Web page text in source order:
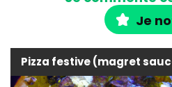
Je
Pizza festive (magret